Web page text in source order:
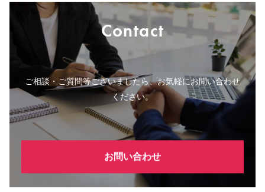
Contact
ご相談・ご質問等ございましたら、お気軽にお問い合わせ
ください。
お問い合わせ